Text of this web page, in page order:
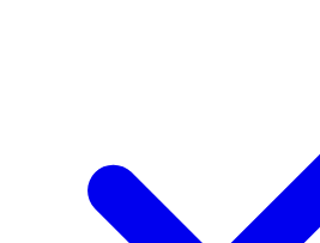
基於信仰的喪親支援
對於父親